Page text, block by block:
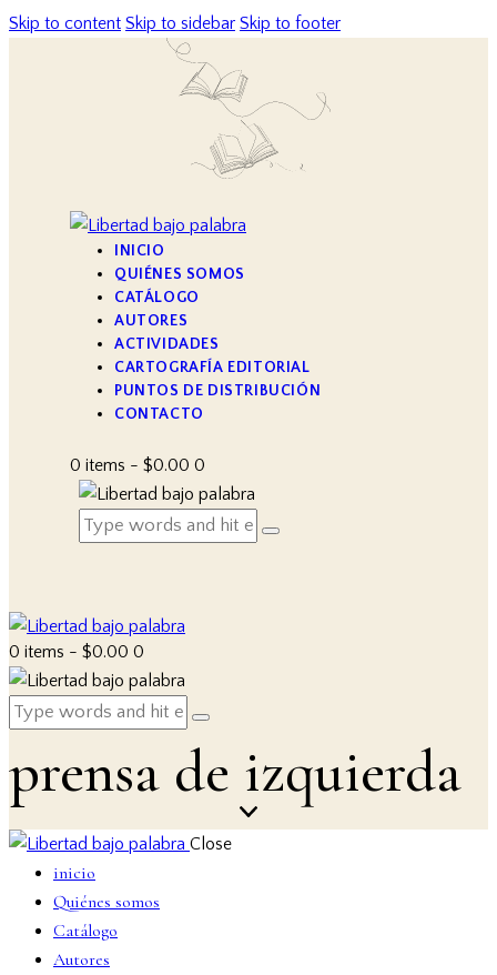
Skip to content Skip to sidebar Skip to footer
INICIO
QUIÉNES SOMOS
CATÁLOGO
AUTORES
ACTIVIDADES
CARTOGRAFÍA EDITORIAL
PUNTOS DE DISTRIBUCIÓN
CONTACTO
0 items - $0.00 0
0 items - $0.00 0
prensa de izquierda
Close
inicio
Quiénes somos
Catálogo
Autores